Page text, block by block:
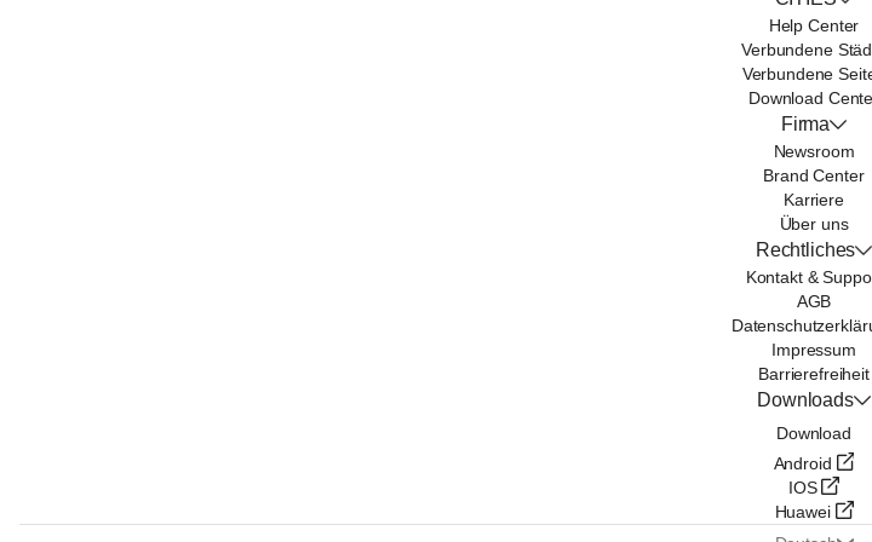
Help Center
Verbundene
Verbundene
Download
Firma
Newsroom
Brand Center
Karriere
Über uns
Rechtliches
Kontakt &
AGB
Impressum
Barrierefreiheit
Downloads
Download
Android
IOS
Huawei